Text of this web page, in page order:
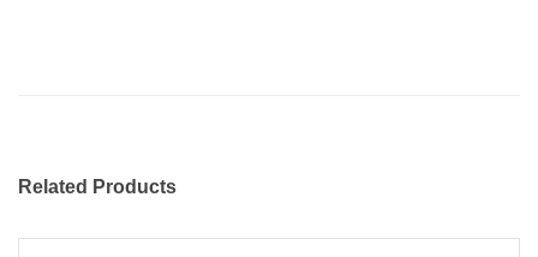
Related Products